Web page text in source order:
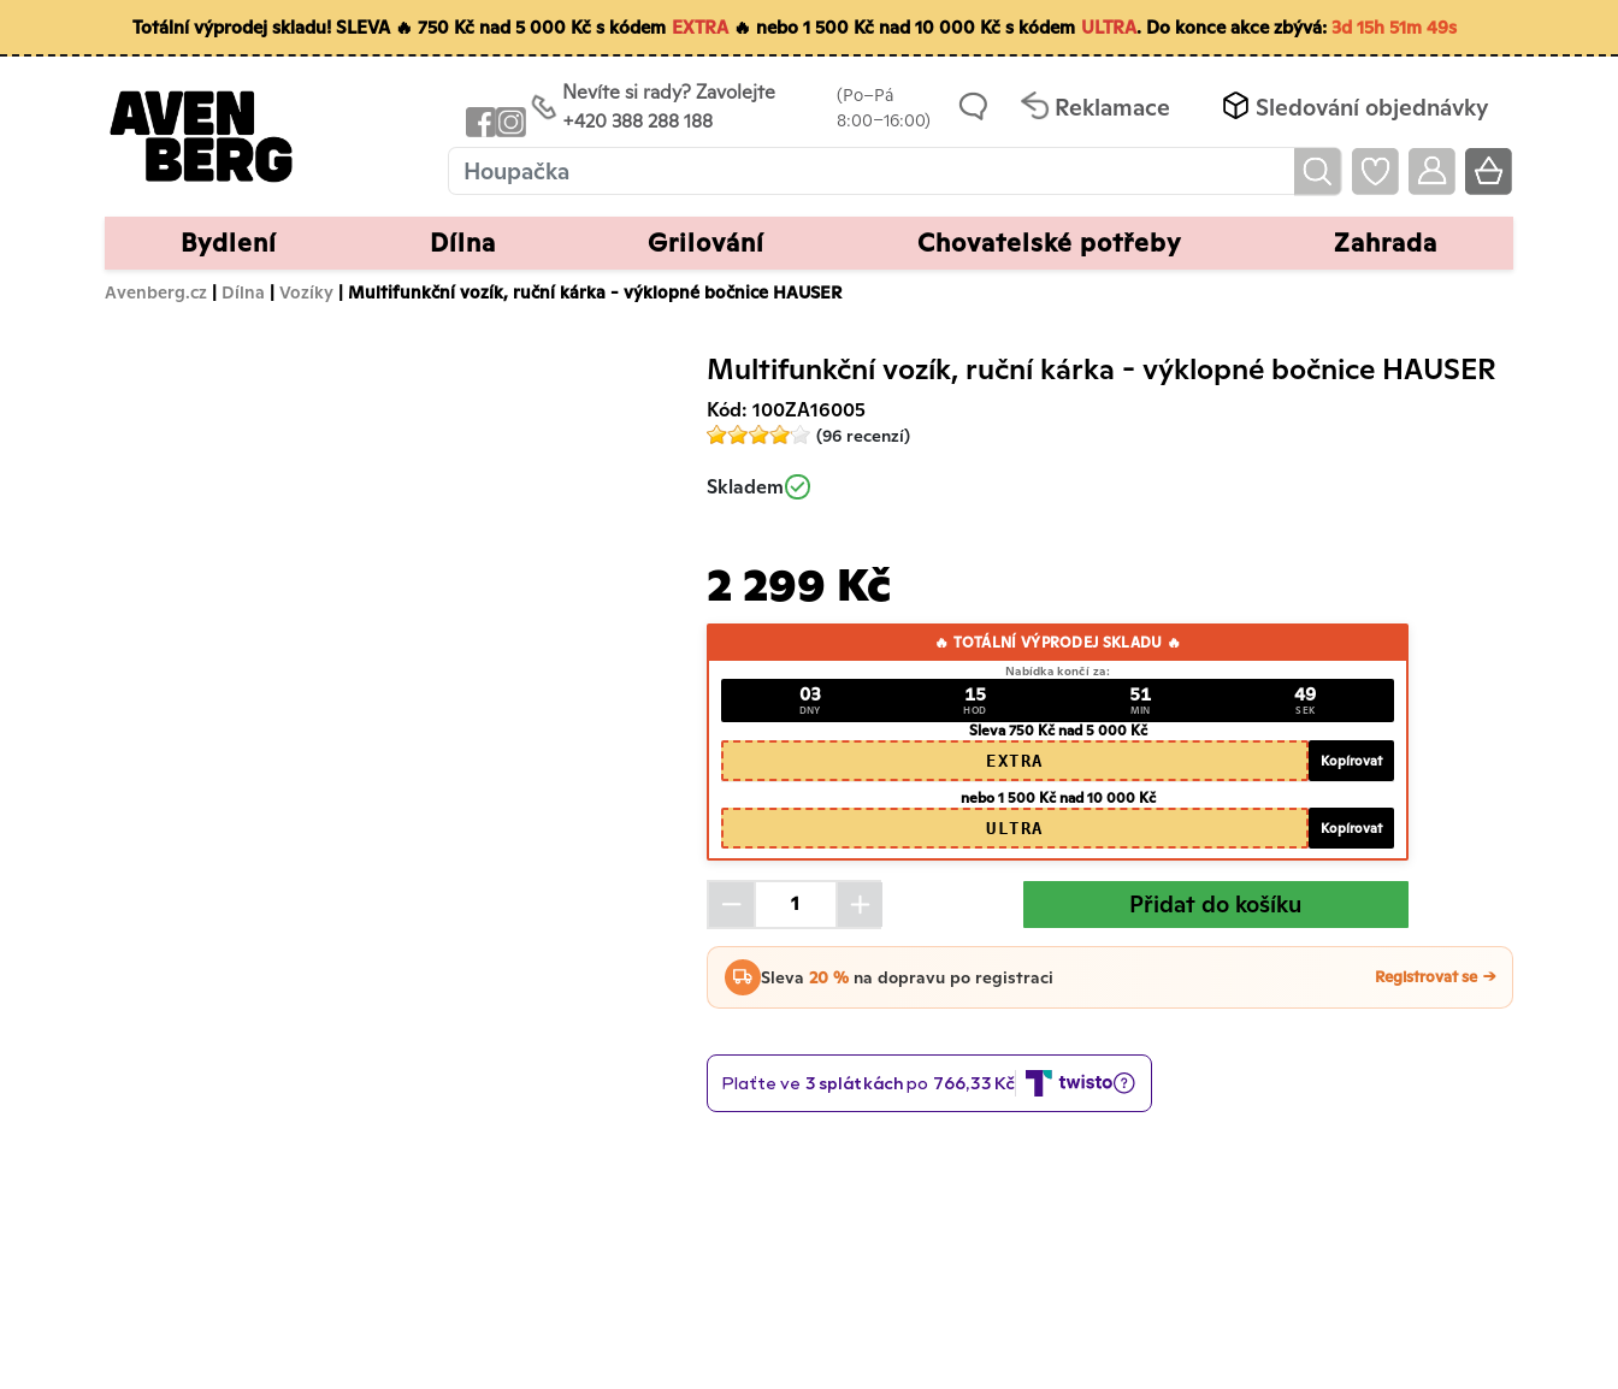
Totální výprodej skladu! SLEVA 🔥 750 Kč nad 5 000 Kč s kódem EXTRA🔥 nebo 1 500 Kč nad 10 000 Kč s kódem ULTRA. Do konce akce zbývá: 3d 15h 51m 48s
Nevíte si rady? Zavolejte
+420 388 288 188
(Po–Pá
8:00–16:00)
Reklamace Sledování objednávky
Bydlení Dílna Grilování Chovatelské potřeby Zahrada
Avenberg.cz | Dílna | Vozíky | Multifunkční vozík, ruční kárka - výklopné bočnice HAUSER
Multifunkční vozík, ruční kárka - výklopné bočnice HAUSER
Kód: 100ZA16005
(96 recenzí)
Skladem
2 299 Kč
🔥 TOTÁLNÍ VÝPRODEJ SKLADU 🔥
Nabídka končí za:
03
DNY
15
HOD
51
MIN
48
SEK
Sleva 750 Kč nad 5 000 Kč
EXTRA
Kopírovat
nebo 1 500 Kč nad 10 000 Kč
ULTRA
Kopírovat
Přidat do košíku
Sleva 20 % na dopravu po registraci Registrovat se